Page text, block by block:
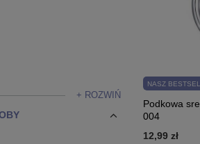
+ ROZWIŃ
NASZ
Podkowa
004
12,99 zł